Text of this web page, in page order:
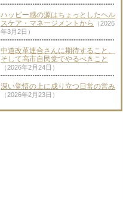
ハッピー感の源はちょっとしたヘル
スケア・マネージメントから
（2026
年3月2日）
中道改革連合さんに期待すること、
そして高市自民党でやるべきこと
（2026年2月24日）
深い覚悟の上に成り立つ日常の営み
（2026年2月23日）